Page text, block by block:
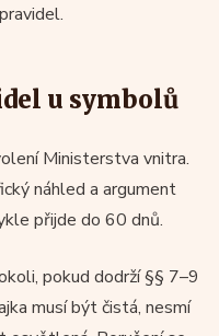
u symbolů
Ministerstva vnitra.
náhled a argument
přijde do 60 dnů.
pokud dodrží §§ 7–9
musí být čistá, nesmí